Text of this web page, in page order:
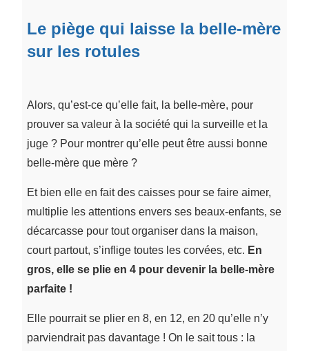
Le piège qui laisse la belle-mère
sur les rotules
Alors, qu’est-ce qu’elle fait, la belle-mère, pour
prouver sa valeur à la société qui la surveille et la
juge ? Pour montrer qu’elle peut être aussi bonne
belle-mère que mère ?
Et bien elle en fait des caisses pour se faire aimer,
multiplie les attentions envers ses beaux-enfants, se
décarcasse pour tout organiser dans la maison,
court partout, s’inflige toutes les corvées, etc. En
gros, elle se plie en 4 pour devenir la belle-mère
parfaite !
Elle pourrait se plier en 8, en 12, en 20 qu’elle n’y
parviendrait pas davantage ! On le sait tous : la